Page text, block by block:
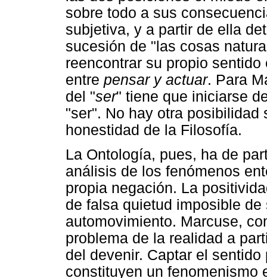
sobre todo a sus
subjetiva, y a partir de ella
sucesión de "las cosas
reencontrar su propio
entre pensar y actuar. Para
del "ser" tiene que iniciarse
"ser". No hay otra
honestidad de la Filosofía.
La Ontología, pues, ha de
análisis de los fenómenos
propia negación. La
de falsa quietud imposible
automovimiento. Marcuse,
problema de la realidad a
del devenir. Captar el
constituyen un fenomenismo